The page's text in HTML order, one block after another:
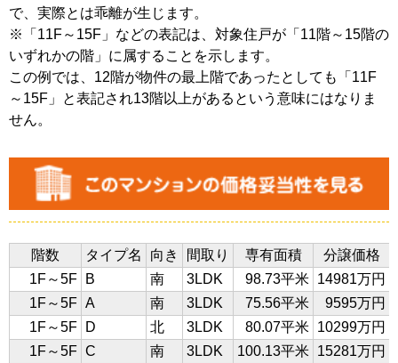
で、実際とは乖離が生じます。
※「11F～15F」などの表記は、対象住戸が「11階～15階の
いずれかの階」に属することを示します。
この例では、12階が物件の最上階であったとしても「11F
～15F」と表記され13階以上があるという意味にはなりま
せん。
階数 タイプ名 向き 間取り 専有面積
分譲価格
1F～5F
B 南 3LDK 98.73平米 14981万円
1F～5F A 南 3LDK 75.56平米 9595万円
1F～5F
D 北 3LDK 80.07平米 10299万円
1F～5F C 南 3LDK 100.13平米 15281万円